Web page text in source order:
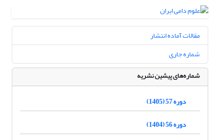
مقالات آماده انتشار
شماره جاری
شماره‌های پیشین نشریه
دوره 57 (1405)
دوره 56 (1404)